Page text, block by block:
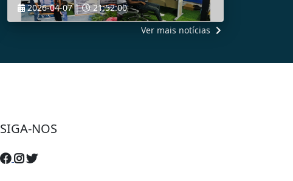
2026-04-07 |
21:52:00
Ver mais notícias
SIGA-NOS